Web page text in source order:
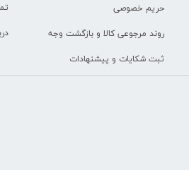
حریم خصوصی
روند مرجوعی کالا و بازگشت وجه
ثبت شکایات و پیشنهادات